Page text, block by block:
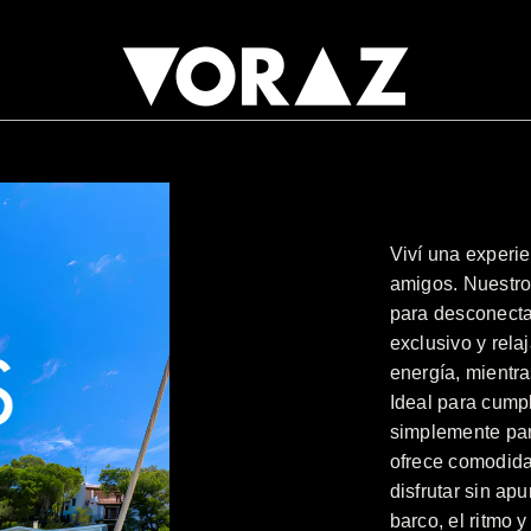
Viví una
amigos.
para
exclusivo y
energía,
Ideal para
simplemente
ofrece
disfrutar sin
barco, el ritmo